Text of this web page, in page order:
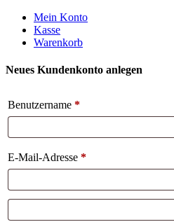
Weiter
zum
Inhalt
Mein Konto
Kasse
Warenkorb
Neues Kundenkonto anlegen
Benutzername *
E-Mail-Adresse *